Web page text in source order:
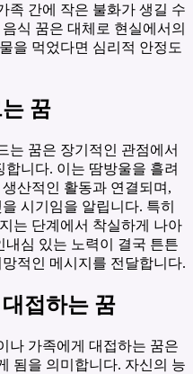
족 간에 작은 불화가 생길 수
식 꿈은 대체로 현실에서의
을 먹었다면 심리적 안정도
꿈
는 꿈은 장기적인 관점에서
니다. 이는 땀방울을 흘려
산적인 활동과 연결되며,
시기임을 알립니다. 특히
는 단계에서 착실하게 나아
심 있는 노력이 결국 튼튼
적인 메시지를 전달합니다.
접하는 꿈
나 가족에게 대접하는 꿈은
됨을 의미합니다. 자신의 능